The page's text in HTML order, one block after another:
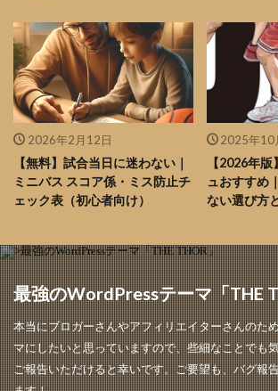
2026年2月12日
【無料】試合当日に迷わない｜
ミニバス スコア係・ミス防止チ
ェック表（初心者向け）
2025年10
【2026年
ュおすすめ
ない選び方
最強のWordPressテーマ「THE
本当にブロガーさんやアフィリエイターさんのた
マにしたいと思っていますので、些細なことでも
ご報告いただけると幸いです。ご要望も、バグ報